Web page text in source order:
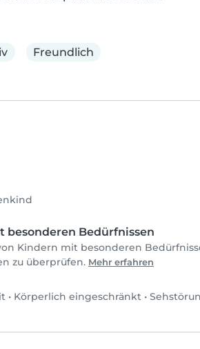
Freundlich
Bedürfnissen
Kindern mit besonderen
zu überprüfen. Mehr erfahren
• Körperlich eingeschränkt •